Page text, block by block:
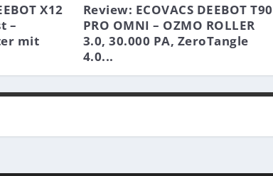
X12
–
mit
Review: ECOVACS DEEBOT T90
PRO OMNI – OZMO ROLLER
3.0, 30.000 PA, ZeroTangle
4.0...